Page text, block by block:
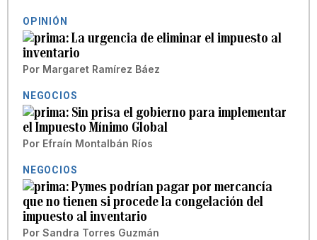
OPINIÓN
La urgencia de eliminar el impuesto al
inventario
Por Margaret Ramírez Báez
NEGOCIOS
Sin prisa el gobierno para implementar
el Impuesto Mínimo Global
Por Efraín Montalbán Ríos
NEGOCIOS
Pymes podrían pagar por mercancía
que no tienen si procede la congelación del
impuesto al inventario
Por Sandra Torres Guzmán